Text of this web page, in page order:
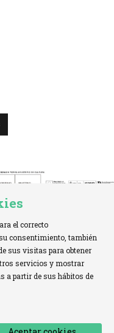
info@cofae.net
el correcto
consentimiento, también
sus visitas para obtener
servicios y mostrar
a partir de sus hábitos de